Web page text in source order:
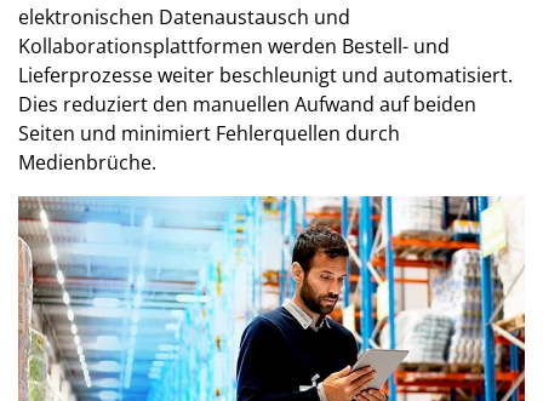
elektronischen Datenaustausch und
Kollaborationsplattformen werden Bestell- und
Lieferprozesse weiter beschleunigt und automatisiert.
Dies reduziert den manuellen Aufwand auf beiden
Seiten und minimiert Fehlerquellen durch
Medienbrüche.